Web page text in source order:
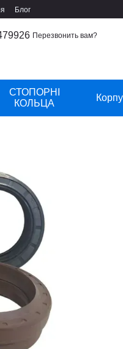
Блог
Перезвонить вам?
СТОПОРНІ
КОЛЬЦА